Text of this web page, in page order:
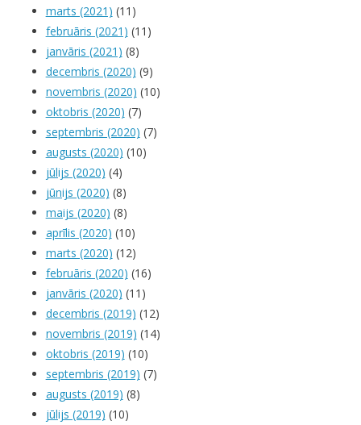
marts (2021) (11)
februāris (2021) (11)
janvāris (2021) (8)
decembris (2020) (9)
novembris (2020) (10)
oktobris (2020) (7)
septembris (2020) (7)
augusts (2020) (10)
jūlijs (2020) (4)
jūnijs (2020) (8)
maijs (2020) (8)
aprīlis (2020) (10)
marts (2020) (12)
februāris (2020) (16)
janvāris (2020) (11)
decembris (2019) (12)
novembris (2019) (14)
oktobris (2019) (10)
septembris (2019) (7)
augusts (2019) (8)
jūlijs (2019) (10)